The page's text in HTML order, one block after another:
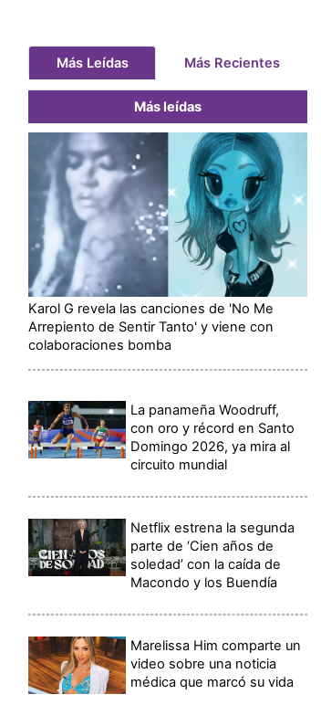
Más Leídas Más Recientes
Más leídas
Karol G revela las canciones de 'No Me
Arrepiento de Sentir Tanto' y viene con
colaboraciones bomba
La panameña Woodruff,
con oro y récord en Santo
Domingo 2026, ya mira al
circuito mundial
Netflix estrena la segunda
parte de ‘Cien años de
soledad’ con la caída de
Macondo y los Buendía
Marelissa Him comparte un
video sobre una noticia
médica que marcó su vida